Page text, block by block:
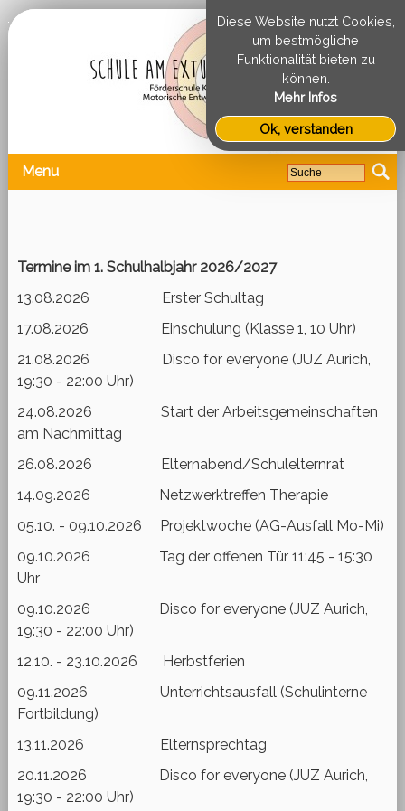
Menu
Termine im 1. Schulhalbjahr 2026/2027
13.08.2026 Erster Schultag
17.08.2026 Einschulung (Klasse 1, 10 Uhr)
21.08.2026 Disco for everyone (JUZ Aurich,
19:30 - 22:00 Uhr)
24.08.2026 Start der Arbeitsgemeinschaften
am Nachmittag
26.08.2026 Elternabend/Schulelternrat
14.09.2026 Netzwerktreffen Therapie
05.10. - 09.10.2026 Projektwoche (AG-Ausfall Mo-Mi)
09.10.2026 Tag der offenen Tür 11:45 - 15:30
Uhr
09.10.2026 Disco for everyone (JUZ Aurich,
19:30 - 22:00 Uhr)
12.10. - 23.10.2026 Herbstferien
09.11.2026 Unterrichtsausfall (Schulinterne
Fortbildung)
13.11.2026 Elternsprechtag
20.11.2026 Disco for everyone (JUZ Aurich,
19:30 - 22:00 Uhr)
Diese Website nutzt Cookies,
um bestmögliche
Funktionalität bieten zu
können.
Mehr Infos
Ok, verstanden